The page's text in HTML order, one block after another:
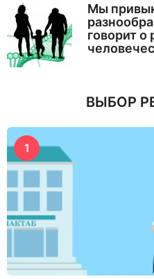
Мы
говорит о
ВЫБОР
1